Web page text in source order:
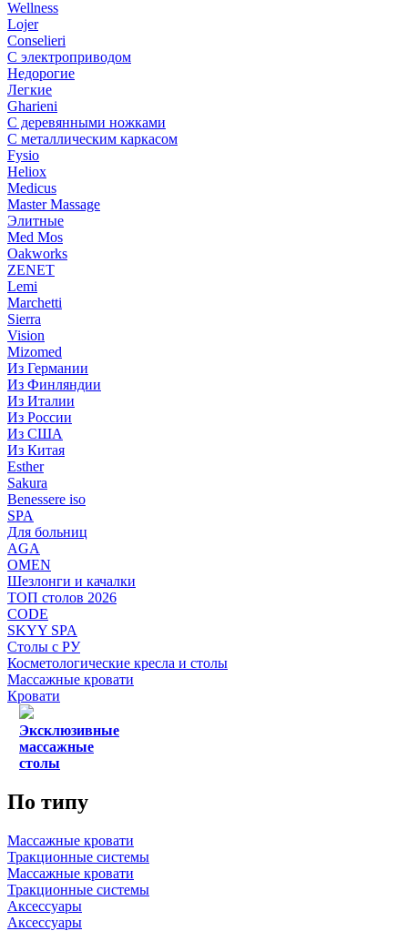
Wellness
Lojer
Conselieri
С электроприводом
Недорогие
Легкие
Gharieni
С деревянными ножками
С металлическим каркасом
Fysio
Heliox
Medicus
Master Massage
Элитные
Med Mos
Oakworks
ZENET
Lemi
Marchetti
Sierra
Vision
Mizomed
Из Германии
Из Финляндии
Из Италии
Из России
Из США
Из Китая
Esther
Sakura
Benessere iso
SPA
Для больниц
AGA
OMEN
Шезлонги и качалки
ТОП столов 2026
CODE
SKYY SPA
Столы с РУ
Косметологические кресла и столы
Массажные кровати
Кровати
Эксклюзивные
массажные
столы
По типу
Массажные кровати
Тракционные системы
Массажные кровати
Тракционные системы
Аксессуары
Аксессуары